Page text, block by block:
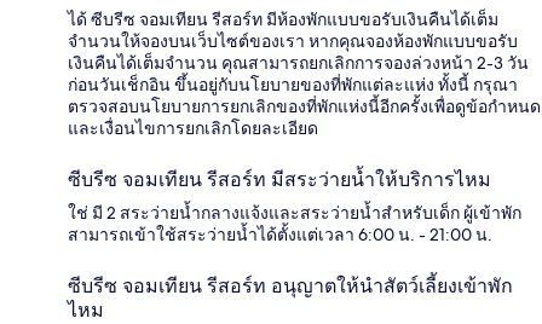
ได้ ซีบรีซ จอมเทียน รีสอร์ท มีห้องพักแบบขอรับเงินคืนได้เต็ม
จำนวนให้จองบนเว็บไซต์ของเรา หากคุณจองห้องพักแบบขอรับ
เงินคืนได้เต็มจำนวน คุณสามารถยกเลิกการจองล่วงหน้า 2-3 วัน
ก่อนวันเช็กอิน ขึ้นอยู่กับนโยบายของที่พักแต่ละแห่ง ทั้งนี้ กรุณา
ตรวจสอบนโยบายการยกเลิกของที่พักแห่งนี้อีกครั้งเพื่อดูข้อกำหนด
และเงื่อนไขการยกเลิกโดยละเอียด
ซีบรีซ จอมเทียน รีสอร์ท มีสระว่ายน้ำให้บริการไหม
ใช่ มี 2 สระว่ายน้ำกลางแจ้งและสระว่ายน้ำสำหรับเด็ก ผู้เข้าพัก
สามารถเข้าใช้สระว่ายน้ำได้ตั้งแต่เวลา 6:00 น. - 21:00 น.
ซีบรีซ จอมเทียน รีสอร์ท อนุญาตให้นำสัตว์เลี้ยงเข้าพัก
ไหม